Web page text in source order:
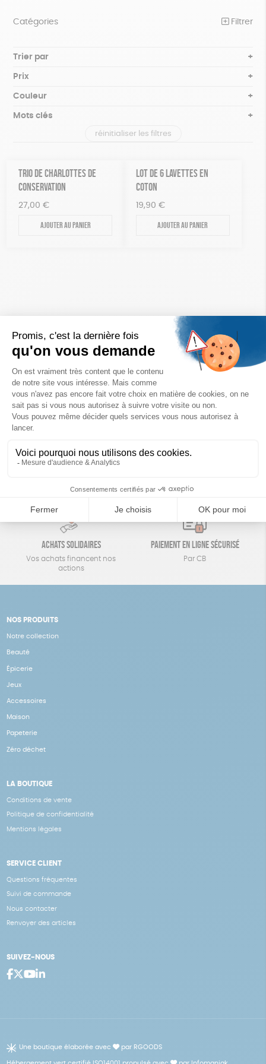
Catégories Filtrer
NOTRE COLLECTION
BEAUTÉ
ÉPICERIE
JEUX
PAPETERIE
ZÉRO DÉCHET
Trier par
Par défaut
Prix : du - cher au + cher
Prix : du + cher au - cher
Prix
Tous
Couleur
Blanc Pur
Mots clés
Textile Bio GOTS Fabriqué en Europe
Biodégradable FSC
Fabrication artisanale Oeko-Tex
réinitialiser les filtres
TRIO DE CHARLOTTES DE
CONSERVATION
27,00 €
Ajouter au panier
LOT DE 6 LAVETTES EN
COTON
19,90 €
Ajouter au panier
Un achat éco-responsable
des produits sélectionnés avec soin
Garantie satisfait ou remboursé
Achats solidaires
Vos achats financent nos
actions
Paiement en ligne sécurisé
Par CB
NOS PRODUITS
Notre collection
Beauté
Épicerie
Jeux
Accessoires
Maison
Papeterie
Zéro déchet
LA BOUTIQUE
Conditions de vente
Politique de confidentialité
Mentions légales
SERVICE CLIENT
Questions fréquentes
Suivi de commande
Nous contacter
Renvoyer des articles
SUIVEZ-NOUS
Une boutique élaborée avec par RGOODS